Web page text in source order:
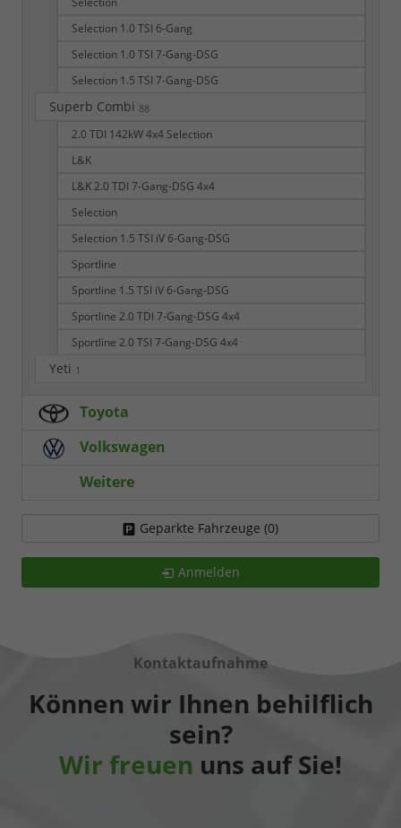
Selection 1.0 TSI 6-Gang
Selection 1.0 TSI 7-Gang-DSG
Selection 1.5 TSI 7-Gang-DSG
Superb Combi 88
2.0 TDI 142kW 4x4 Selection
L&K
L&K 2.0 TDI 7-Gang-DSG 4x4
Selection
Selection 1.5 TSI iV 6-Gang-DSG
Sportline
Sportline 1.5 TSI iV 6-Gang-DSG
Sportline 2.0 TDI 7-Gang-DSG 4x4
Sportline 2.0 TSI 7-Gang-DSG 4x4
Yeti 1
Toyota
Volkswagen
Weitere
Geparkte Fahrzeuge (0)
Anmelden
Kontaktaufnahme
Können wir Ihnen behilflich
sein?
Wir freuen uns auf Sie!